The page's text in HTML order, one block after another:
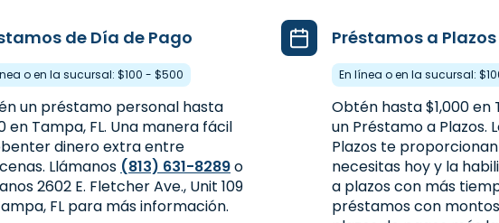
de Día de Pago
o en la sucursal: $100 - $500
un préstamo personal hasta
en Tampa, FL. Una manera fácil
dinero extra entre
Llámanos (813) 631-8289o
2602 E. Fletcher Ave., Unit 109
FL para más información.
Préstamos a Plazos
En línea o en la sucursal:
Obtén hasta $1,000 en
un Préstamo a Plazos.
Plazos te
necesitas hoy y la
a plazos con más
préstamos con